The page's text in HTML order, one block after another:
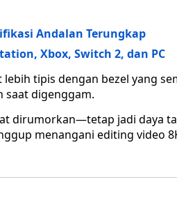
Andalan Terungkap
Xbox, Switch 2, dan PC
tipis dengan bezel yang
saat digenggam.
dirumorkan—tetap jadi daya
menangani editing video